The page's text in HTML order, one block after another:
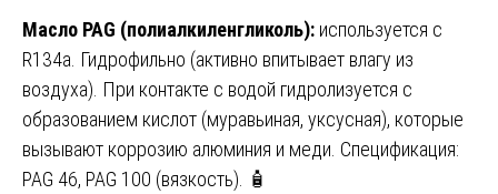
Масло PAG (полиалкиленгликоль): используется с
R134a. Гидрофильно (активно впитывает влагу из
воздуха). При контакте с водой гидролизуется с
образованием кислот (муравьиная, уксусная), которые
вызывают коррозию алюминия и меди. Спецификация:
PAG 46, PAG 100 (вязкость). 🧴